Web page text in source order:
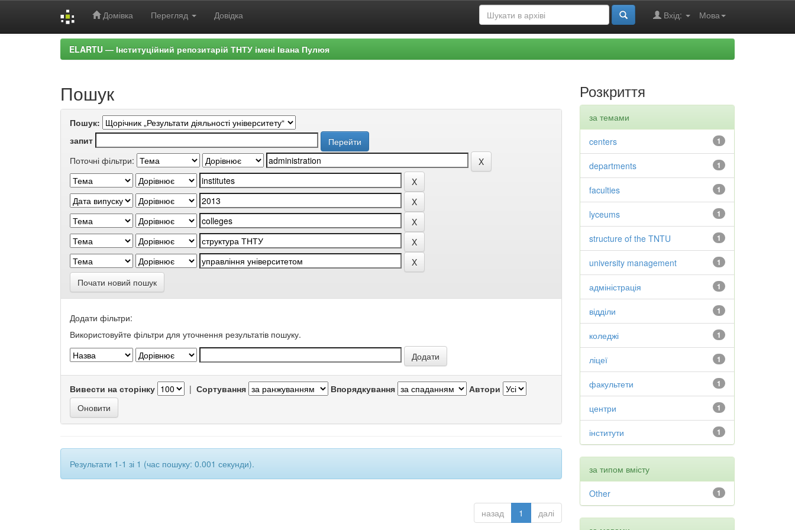
Домівка Перегляд Довідка Мова
Вхід:
ELARTU — Інституційний репозитарій ТНТУ імені Івана Пулюя
Пошук
Пошук:
запит
Поточні фільтри:
Почати новий пошук
Додати фільтри:
Використовуйте фільтри для уточнення результатів пошуку.
Вивести на сторінку | Сортування Впорядкування Автори
Результати 1-1 зі 1 (час пошуку: 0.001 секунди).
назад 1 далі
Розкриття
за темами
1
centers
1
departments
1
faculties
1
lyceums
1
structure of the TNTU
1
university management
1
адміністрація
1
відділи
1
коледжі
1
ліцеї
1
факультети
1
центри
1
інститути
за типом вмісту
1
Other